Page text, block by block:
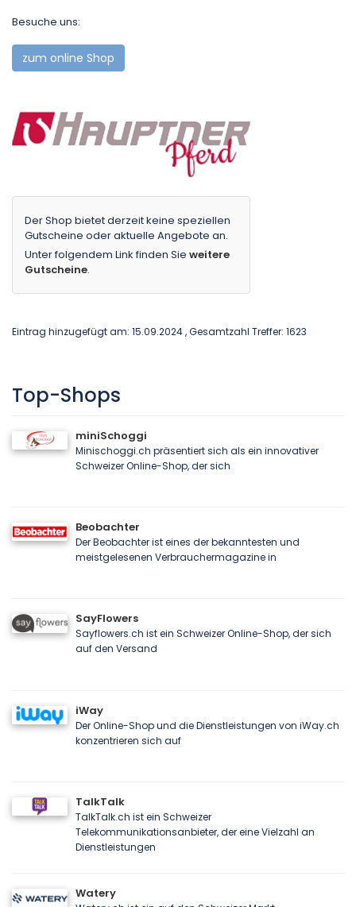
Besuche uns:
zum online Shop
Der Shop bietet derzeit keine speziellen
Gutscheine oder aktuelle Angebote an.
Unter folgendem Link finden Sie weitere
Gutscheine.
Eintrag hinzugefügt am: 15.09.2024 , Gesamtzahl Treffer: 1623
Top-Shops
miniSchoggi
Minischoggi.ch präsentiert sich als ein innovativer
Schweizer Online-Shop, der sich
Beobachter
Der Beobachter ist eines der bekanntesten und
meistgelesenen Verbrauchermagazine in
SayFlowers
Sayflowers.ch ist ein Schweizer Online-Shop, der sich
auf den Versand
iWay
Der Online-Shop und die Dienstleistungen von iWay.ch
konzentrieren sich auf
TalkTalk
TalkTalk.ch ist ein Schweizer
Telekommunikationsanbieter, der eine Vielzahl an
Dienstleistungen
Watery